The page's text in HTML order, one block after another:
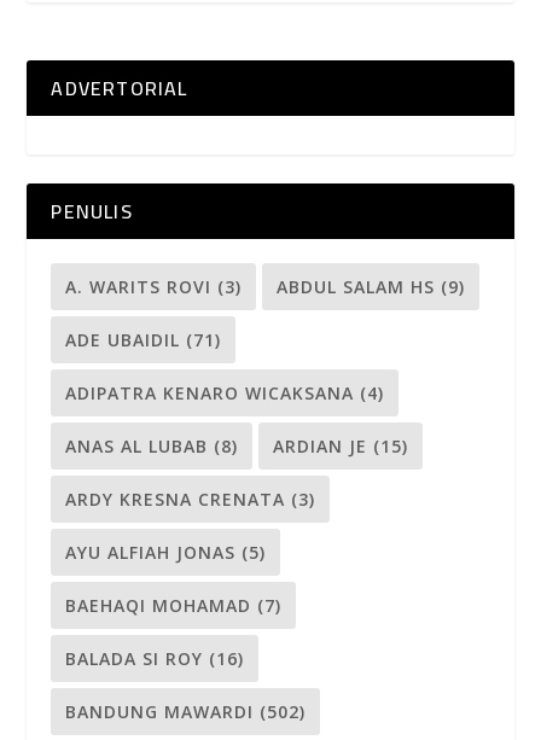
ADVERTORIAL
PENULIS
A. WARITS ROVI (3) ABDUL SALAM HS (9)
ADE UBAIDIL (71)
ADIPATRA KENARO WICAKSANA (4)
ANAS AL LUBAB (8) ARDIAN JE (15)
ARDY KRESNA CRENATA (3)
AYU ALFIAH JONAS (5)
BAEHAQI MOHAMAD (7)
BALADA SI ROY (16)
BANDUNG MAWARDI (502)